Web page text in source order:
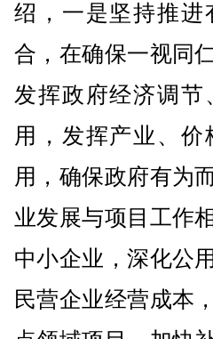
绍，一是坚持推进
合，在确保一视同
发挥政府经济调
用，发挥产业、
用，确保政府有为
业发展与项目工作
中小企业，深化公
民营企业经营成本